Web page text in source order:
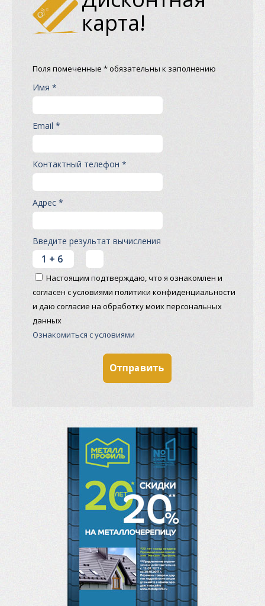
карта!
Поля помеченные * обязательны к заполнению
Имя *
Email *
Контактный телефон *
Адрес *
Введите результат вычисления
Настоящим подтверждаю, что я ознакомлен и
согласен с условиями политики конфиденциальности
и даю согласие на обработку моих персональных
данных
Ознакомиться с условиями